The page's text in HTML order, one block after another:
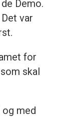
de Demo.
Det var
for
skal
og med